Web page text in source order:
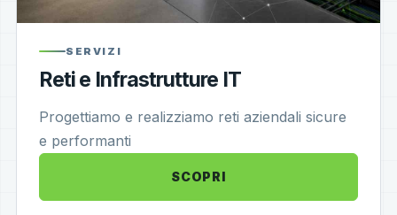
SERVIZI
Reti e Infrastrutture IT
Progettiamo e realizziamo reti aziendali sicure
e performanti
SCOPRI